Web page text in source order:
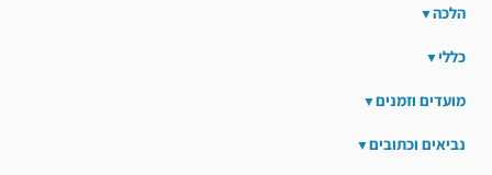
הלכה
כללי
מועדים וזמנים
נביאים וכתובים